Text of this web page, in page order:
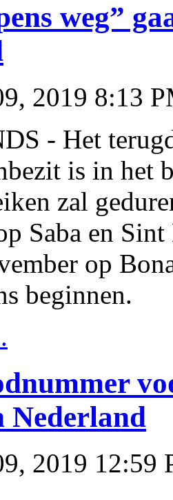
weg”
2019 8:13
- Het
is in het
zal
Saba en
op
beginnen.
Nederland
2019 12:59